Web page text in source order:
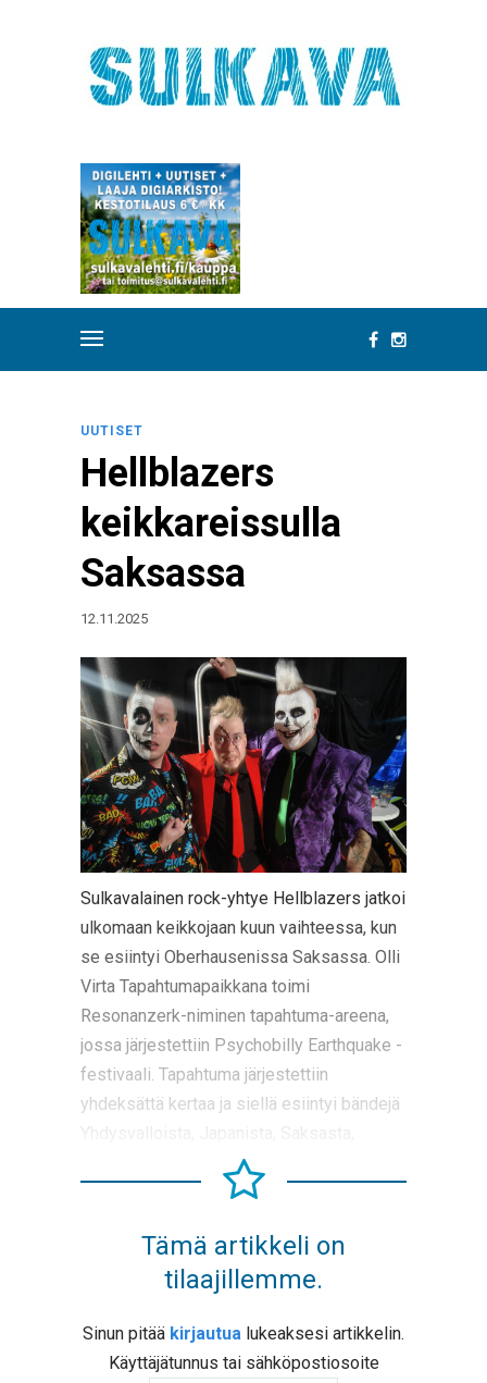
UUTISET
Hellblazers
keikkareissulla
Saksassa
12.11.2025
Sulkavalainen rock-yhtye Hellblazers jatkoi
ulkomaan keikkojaan kuun vaihteessa, kun
se esiintyi Oberhausenissa Saksassa. Olli
Virta Tapahtumapaikkana toimi
Resonanzerk-niminen tapahtuma-areena,
jossa järjestettiin Psychobilly Earthquake -
festivaali. Tapahtuma järjestettiin
yhdeksättä kertaa ja siellä esiintyi bändejä
Tämä artikkeli on
tilaajillemme.
Sinun pitää kirjautua lukeaksesi artikkelin.
Käyttäjätunnus tai sähköpostiosoite